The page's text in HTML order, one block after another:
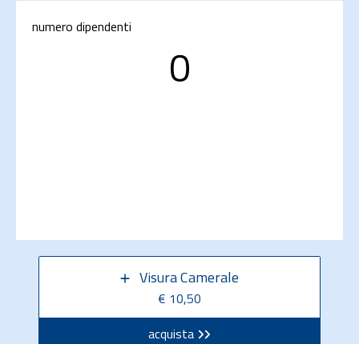
numero dipendenti
0
Visura Camerale
€ 10,50
acquista